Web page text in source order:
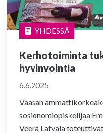
YHDESSÄ
Kerhotoiminta
hyvinvointia
6.6.2025
Vaasan
sosionomiopiskelijaa
Veera Latvala